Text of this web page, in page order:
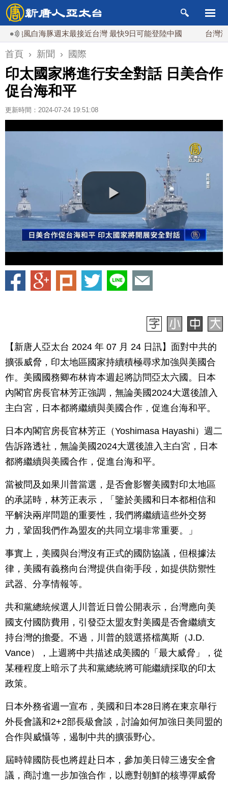
風白海豚週末最接近台灣 最快9日可能登陸中國 台灣漢光
首頁 › 新聞 › 國際
印太國家將進行安全對話 日美合作
促台海和平
更新時間：2024-07-24 19:51:08
【新唐人亞太台 2024 年 07 月 24 日訊】面對中共的
擴張威脅，印太地區國家持續積極尋求加強與美國合
作。美國國務卿布林肯本週起將訪問亞太六國。日本
內閣官房長官林芳正強調，無論美國2024大選後誰入
主白宮，日本都將繼續與美國合作，促進台海和平。
日本內閣官房長官林芳正（Yoshimasa Hayashi）週二
告訴路透社，無論美國2024大選後誰入主白宮，日本
都將繼續與美國合作，促進台海和平。
當被問及如果川普當選，是否會影響美國對印太地區
的承諾時，林芳正表示，「鑒於美國和日本都相信和
平解決兩岸問題的重要性，我們將繼續這些外交努
力，鞏固我們作為盟友的共同立場非常重要。」
事實上，美國與台灣沒有正式的國防協議，但根據法
律，美國有義務向台灣提供自衛手段，如提供防禦性
武器、分享情報等。
共和黨總統候選人川普近日曾公開表示，台灣應向美
國支付國防費用，引發亞太盟友對美國是否會繼續支
持台灣的擔憂。不過，川普的競選搭檔萬斯（J.D.
Vance），上週將中共描述成美國的「最大威脅」，從
某種程度上暗示了共和黨總統將可能繼續採取的印太
政策。
日本外務省週一宣布，美國和日本28日將在東京舉行
外長會議和2+2部長級會談，討論如何加強日美同盟的
合作與威懾等，遏制中共的擴張野心。
屆時韓國防長也將趕赴日本，參加美日韓三邊安全會
議，商討進一步加強合作，以應對朝鮮的核導彈威脅